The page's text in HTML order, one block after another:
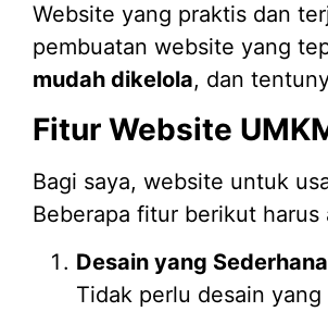
Website yang praktis dan
pembuatan website yang
mudah dikelola, dan
Fitur Website
Bagi saya, website untuk
Beberapa fitur berikut
Desain yang
Tidak perlu desain